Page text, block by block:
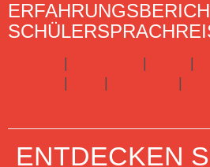
ENTDECKEN